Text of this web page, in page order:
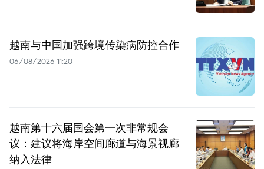
越南与中国加强跨境传染病防控合作
06/08/2026 11:20
越南第十六届国会第一次非常规会
议：建议将海岸空间廊道与海景视廊
纳入法律